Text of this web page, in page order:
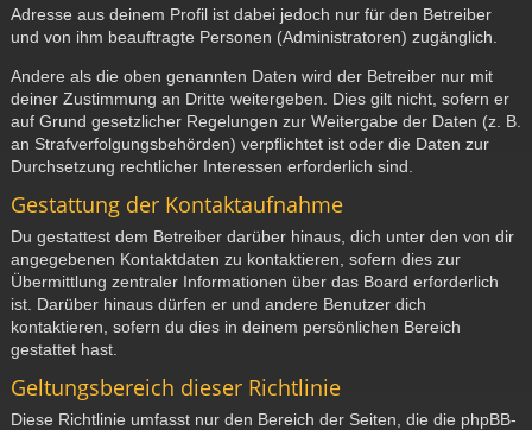
Adresse aus deinem Profil ist dabei jedoch nur für den Betreiber
und von ihm beauftragte Personen (Administratoren) zugänglich.
Andere als die oben genannten Daten wird der Betreiber nur mit
deiner Zustimmung an Dritte weitergeben. Dies gilt nicht, sofern er
auf Grund gesetzlicher Regelungen zur Weitergabe der Daten (z. B.
an Strafverfolgungsbehörden) verpflichtet ist oder die Daten zur
Durchsetzung rechtlicher Interessen erforderlich sind.
Gestattung der Kontaktaufnahme
Du gestattest dem Betreiber darüber hinaus, dich unter den von dir
angegebenen Kontaktdaten zu kontaktieren, sofern dies zur
Übermittlung zentraler Informationen über das Board erforderlich
ist. Darüber hinaus dürfen er und andere Benutzer dich
kontaktieren, sofern du dies in deinem persönlichen Bereich
gestattet hast.
Geltungsbereich dieser Richtlinie
Diese Richtlinie umfasst nur den Bereich der Seiten, die die phpBB-